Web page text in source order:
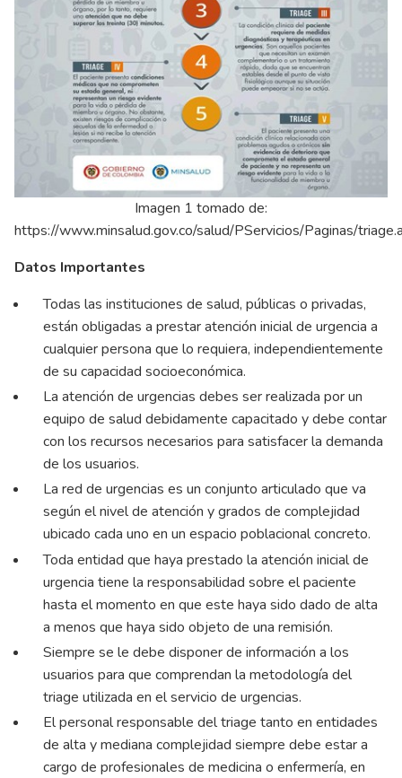
Imagen 1 tomado de:
https://www.minsalud.gov.co/salud/PServicios/Paginas/
Datos Importantes
Todas las instituciones de salud, públicas o privadas,
están obligadas a prestar atención inicial de urgencia a
cualquier persona que lo requiera, independientemente
de su capacidad socioeconómica.
La atención de urgencias debes ser realizada por un
equipo de salud debidamente capacitado y debe contar
con los recursos necesarios para satisfacer la demanda
de los usuarios.
La red de urgencias es un conjunto articulado que va
según el nivel de atención y grados de complejidad
ubicado cada uno en un espacio poblacional concreto.
Toda entidad que haya prestado la atención inicial de
urgencia tiene la responsabilidad sobre el paciente
hasta el momento en que este haya sido dado de alta
a menos que haya sido objeto de una remisión.
Siempre se le debe disponer de información a los
usuarios para que comprendan la metodología del
triage utilizada en el servicio de urgencias.
El personal responsable del triage tanto en entidades
de alta y mediana complejidad siempre debe estar a
cargo de profesionales de medicina o enfermería, en